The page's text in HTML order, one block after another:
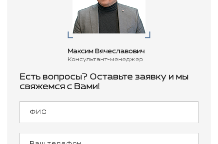
Максим Вячеславович
Консультант-менеджер
Есть вопросы? Оставьте заявку и мы
свяжемся с Вами!